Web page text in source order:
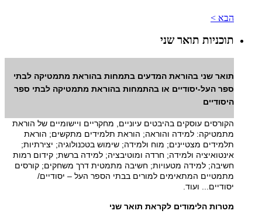
הבא >
תוכניות תואר שני
תואר שני בהוראת המדעים בתמחות בהוראת מתמטיקה לבתי
ספר העל-יסודיים או בהתמחות בהוראת מתמטיקה לבתי ספר
היסודיים
הקורסים עוסקים בהיבטים עיוניים, מחקריים ויישומיים של הוראת
מתמטיקה: למידה והוראה; הוראת תלמידים מתקשים; הוראת
תלמידים מצטיינים; מוח ולמידה; שימוש בטכנולוגיה; יצירתיות;
אינטואיציה ולמידה; חרדה ומוטיבציה; למידה ברשת; קידום רמות
חשיבה; למידה מטעויות; חשיבה מתמטית דרך משחקים; קורסים
מתמטיים המתאימים למורים בבתי הספר העל – יסודיים/
יסודיים... ועוד.
מטרות הלימודים לקראת תואר שני